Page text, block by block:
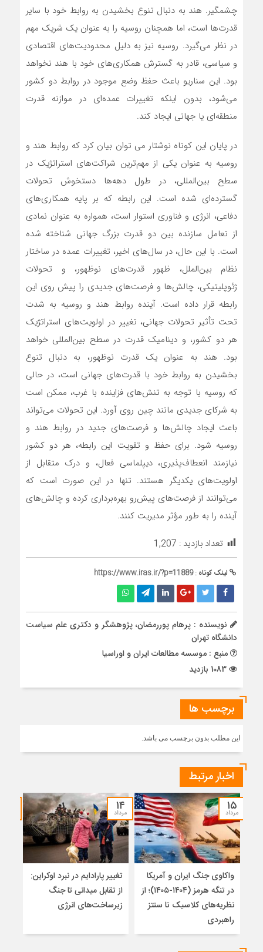
چشمگیر. هند به دنبال تنوع بخشیدن به روابط خود با سایر
قدرت‌ها است، اما همچنان روسیه را به عنوان یک شریک مهم
در نظر می‌گیرد. روسیه نیز به دلیل محدودیت‌های اقتصادی
و سیاسی، قادر به گسترش همکاری‌های خود با هند نخواهد
بود. این سناریو باعث حفظ وضع موجود در روابط دو کشور
می‌شود، بدون اینکه تغییرات عمده‌ای در موازنه قدرت
منطقه‌ای یا جهانی ایجاد کند.
در پایان این کوتاه نوشتار می توان بیان کرد که روابط هند و
روسیه به عنوان یکی از مهم‌ترین شراکت‌های استراتژیک در
سطح بین‌المللی، در طول دهه‌ها دستخوش تحولات
گسترده‌ای شده است. این رابطه که بر پایه همکاری‌های
دفاعی، انرژی و فناوری استوار است، همواره به عنوان نمادی
از تعامل سازنده بین دو قدرت بزرگ جهانی شناخته شده
است. با این حال، در سال‌های اخیر، تغییرات عمده در ساختار
نظام بین‌الملل، ظهور قدرت‌های نوظهور، و تحولات
ژئوپلیتیکی، چالش‌ها و فرصت‌های جدیدی را پیش روی این
رابطه قرار داده است. آینده روابط هند و روسیه به شدت
تحت تأثیر تحولات جهانی، تغییر در اولویت‌های استراتژیک
هر دو کشور، و دینامیک قدرت در سطح بین‌المللی خواهد
بود. هند به عنوان یک قدرت نوظهور، به دنبال تنوع
بخشیدن به روابط خود با قدرت‌های جهانی است، در حالی
که روسیه با توجه به تنش‌های فزاینده با غرب، ممکن است
به شرکای جدیدی مانند چین روی آورد. این تحولات می‌تواند
باعث ایجاد چالش‌ها و فرصت‌های جدید در روابط هند و
روسیه شود. برای حفظ و تقویت این رابطه، هر دو کشور
نیازمند انعطاف‌پذیری، دیپلماسی فعال، و درک متقابل از
اولویت‌های یکدیگر هستند. تنها در این صورت است که
می‌توانند از فرصت‌های پیش‌رو بهره‌برداری کرده و چالش‌های
آینده را به طور مؤثر مدیریت کنند.
تعداد بازدید : 1,207
لینک کوتاه :https://www.iras.ir/?p=11889
نویسنده : پرهام پوررمضان، پژوهشگر و دکتری علم سیاست
دانشگاه تهران
منبع : موسسه مطالعات ایران و اوراسیا
برچسب ها
این مطلب بدون برچسب می باشد.
اخبار مرتبط
۱۵
مرداد
واکاوی جنگ ایران و آمریکا
در تنگه هرمز (۱۴۰۴-۱۴۰۵)؛ از
نظریه‌های کلاسیک تا سنتز
راهبردی
۱۴
مرداد
تغییر پارادایم در نبرد اوکراین:
از تقابل میدانی تا جنگ
زیرساخت‌های انرژی